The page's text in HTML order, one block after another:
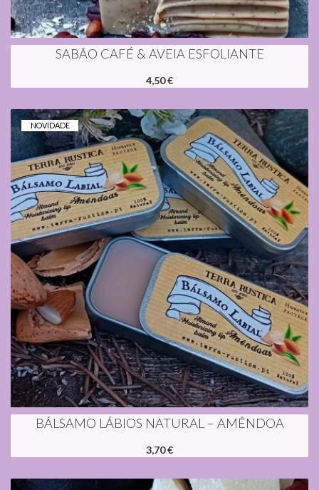
SABÃO CAFÉ & AVEIA ESFOLIANTE
4,50 €
NOVIDADE
BÁLSAMO LÁBIOS NATURAL – AMÊNDOA
3,70 €